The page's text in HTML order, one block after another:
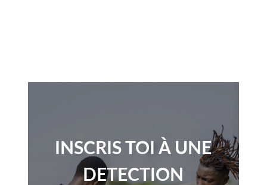
INSCRIS TOI À UNE
DETECTION​